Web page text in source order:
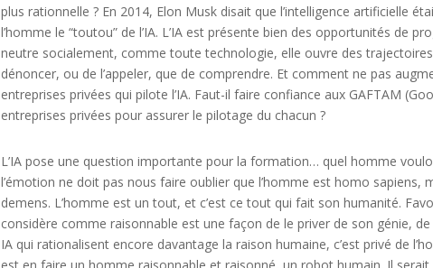
plus rationnelle ? En 2014, Elon Musk disait que l’intelligence artificielle
l’homme le “toutou” de l’IA. L’IA est présente bien des opportunités de
neutre socialement, comme toute technologie, elle ouvre des trajectoires
dénoncer, ou de l’appeler, que de comprendre. Et comment ne pas
entreprises privées qui pilote l’IA. Faut-il faire confiance aux GAFTAM
entreprises privées pour assurer le pilotage du chacun ?
L’IA pose une question importante pour la formation… quel homme
l’émotion ne doit pas nous faire oublier que l’homme est homo
demens. L’homme est un tout, et c’est ce tout qui fait son humanité.
considère comme raisonnable est une façon de le priver de son génie,
IA qui rationalisent encore davantage la raison humaine, c’est privé de